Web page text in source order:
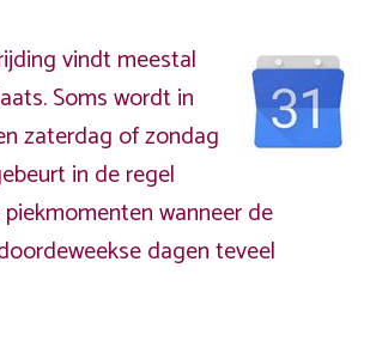
vindt meestal
Soms wordt in
zaterdag of zondag
in de regel
wanneer de
dagen teveel